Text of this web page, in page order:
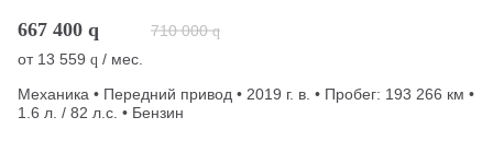
667 400 q 710 000 q
от 13 559 q / мес.
Механика • Передний привод • 2019 г. в. • Пробег: 193 266 км •
1.6 л. / 82 л.с. • Бензин